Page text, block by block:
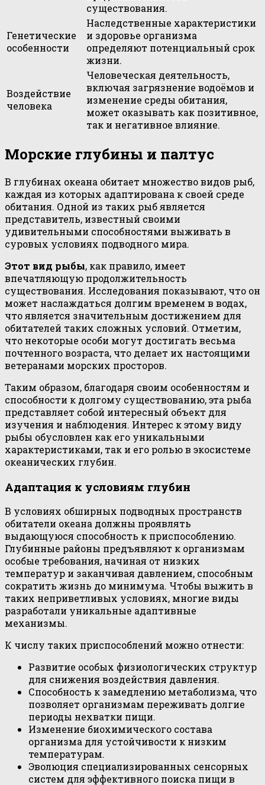
существования.
Генетические
особенности
Наследственные характеристики
и здоровье организма
определяют потенциальный срок
жизни.
Воздействие
человека
Человеческая деятельность,
включая загрязнение водоёмов и
изменение среды обитания,
может оказывать как позитивное,
так и негативное влияние.
Морские глубины и палтус
В глубинах океана обитает множество видов рыб,
каждая из которых адаптирована к своей среде
обитания. Одной из таких рыб является
представитель, известный своими
удивительными способностями выживать в
суровых условиях подводного мира.
Этот вид рыбы, как правило, имеет
впечатляющую продолжительность
существования. Исследования показывают, что он
может наслаждаться долгим временем в водах,
что является значительным достижением для
обитателей таких сложных условий. Отметим,
что некоторые особи могут достигать весьма
почтенного возраста, что делает их настоящими
ветеранами морских просторов.
Таким образом, благодаря своим особенностям и
способности к долгому существованию, эта рыба
представляет собой интересный объект для
изучения и наблюдения. Интерес к этому виду
рыбы обусловлен как его уникальными
характеристиками, так и его ролью в экосистеме
океанических глубин.
Адаптация к условиям глубин
В условиях обширных подводных пространств
обитатели океана должны проявлять
выдающуюся способность к приспособлению.
Глубинные районы предъявляют к организмам
особые требования, начиная от низких
температур и заканчивая давлением, способным
сократить жизнь до минимума. Чтобы выжить в
таких неприветливых условиях, многие виды
разработали уникальные адаптивные
механизмы.
К числу таких приспособлений можно отнести:
Развитие особых физиологических структур
для снижения воздействия давления.
Способность к замедлению метаболизма, что
позволяет организмам переживать долгие
периоды нехватки пищи.
Изменение биохимического состава
организма для устойчивости к низким
температурам.
Эволюция специализированных сенсорных
систем для эффективного поиска пищи в